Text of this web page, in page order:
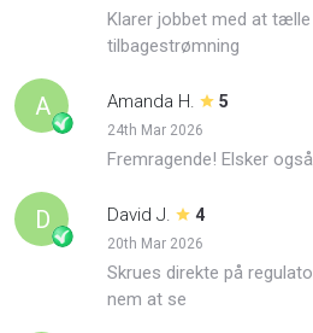
Klarer jobbet med at
tilbagestrømning
A Amanda H. 5
24th Mar 2026
Fremragende! Elsker
D David J. 4
20th Mar 2026
Skrues direkte på
nem at se